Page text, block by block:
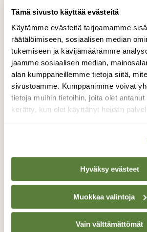
Tämä sivusto käyttää evästeitä
Käytämme evästeitä tarjoamamme
räätälöimiseen, sosiaalisen median
tukemiseen ja kävijämäärämme
jaamme sosiaalisen median,
alan kumppaneillemme tietoja siitä,
sivustoamme. Kumppanimme voivat
tietoja muihin tietoihin, joita olet
kerätty, kun olet käyttänyt heidän
Hyväksy evästeet
Muokkaa valintoja
Vain välttämättömät
Tilaa nyt!
Lisää aiheesta
Tilaa